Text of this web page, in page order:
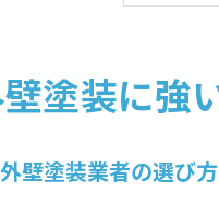
優
塗装に強
壁塗装業者の選び方